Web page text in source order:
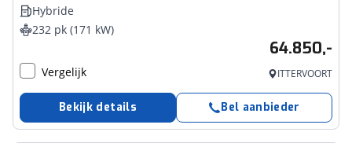
Hybride
232 pk (171 kW)
64.850,-
Vergelijk ITTERVOORT
Bekijk details Bel aanbieder